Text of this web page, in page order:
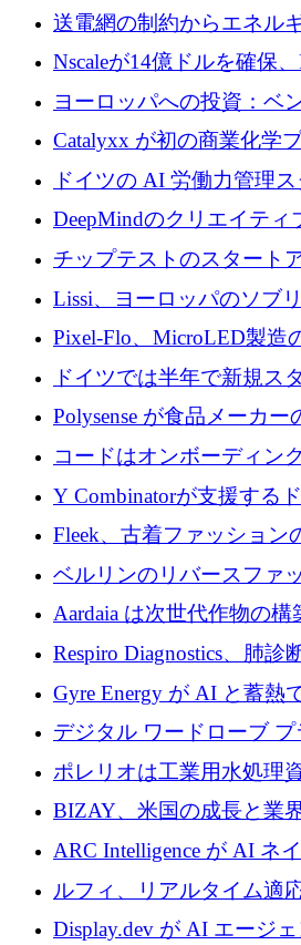
ラットフォームを拡大す
ロを調達
送電網の制約からエネル
Envision の Gobi X がヨー
にどのように貢献できるか
Nscaleが14億ドルを確保
億1,100万ユーロを獲得、
ヨーロッパへの投資：ベ
が過去2番目に高い水準に
Catalyxx が初の商業化学
から 2,000 万ユーロ以上
ドイツの AI 労働力管理ス
がプレシードで 220 万ド
DeepMindのクリエイティ
立したAIライティングの
1,300万ドルのシード投資
チップテストのスタート
QuantumDiamondsが株式
を調達
Lissi、ヨーロッパのソブ
ンティティの未来を推進
ロを調達
Pixel-Flo、MicroLED製造
ンドで525万ポンドを獲得
ドイツでは半年で新規ス
社という記録を目の当た
ンブルク
Polysense が食品メーカ
張するために 1,070 万ドル
コードはオンボーディン
ス、支払いを統合するた
Y Combinatorが支援する
ップFintoが340万ドルを
ーではなくミュンヘンを
Fleek、古着ファッション
万ドルを確保
ベルリンのリバースファ
維仕分け規模拡大に7桁
Aardaia は次世代作物の
寄付
Respiro Diagnostics、肺診
100 万ポンドを確保
Gyre Energy が AI と蓄熱
を削減するために 130 万
デジタル ワードローブ
1,000 万人のユーザーに
700 万ドルを獲得
ポレリオは工業用水処理
万ユーロを確保
BIZAY、米国の成長と業
めに5,500万ドルを確保
ARC Intelligence が AI ネ
ットフォームを拡大する
ルフィ、リアルタイム適
810万ポンドを確保
Display.dev が AI エージ